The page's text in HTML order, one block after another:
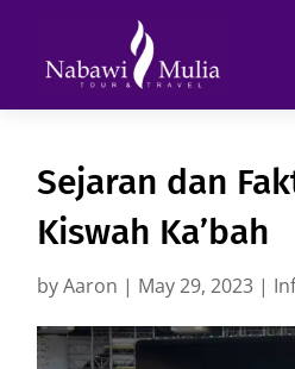
Sejaran dan
Kiswah Ka’bah
byAaron | May 29, 2023 |